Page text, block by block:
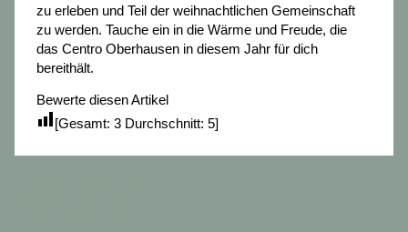
zu erleben und Teil der weihnachtlichen Gemeinschaft
zu werden. Tauche ein in die Wärme und Freude, die
das Centro Oberhausen in diesem Jahr für dich
bereithält.
Bewerte diesen Artikel
[Gesamt: 3Durchschnitt: 5]